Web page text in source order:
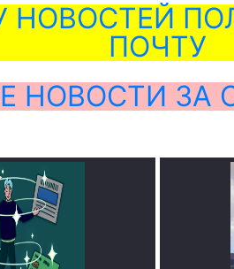
ПОЧТУ
НОВОСТИ ЗА